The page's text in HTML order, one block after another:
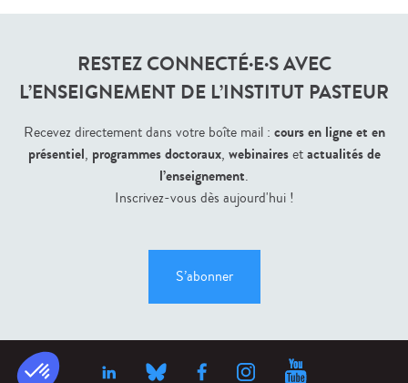
RESTEZ CONNECTÉ·E·S AVEC
L’ENSEIGNEMENT DE L’INSTITUT PASTEUR
Recevez directement dans votre boîte mail : cours en ligne et en
présentiel, programmes doctoraux, webinairesetactualités de
l’enseignement.
Inscrivez-vous dès aujourd'hui !
S’abonner